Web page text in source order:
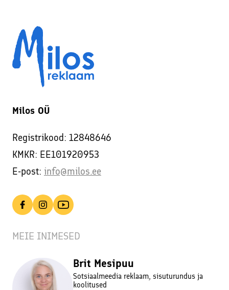
Milos OÜ
Registrikood: 12848646
KMKR: EE101920953
E-post: info@milos.ee
MEIE INIMESED
Brit Mesipuu
Sotsiaalmeedia reklaam, sisuturundus ja
koolitused